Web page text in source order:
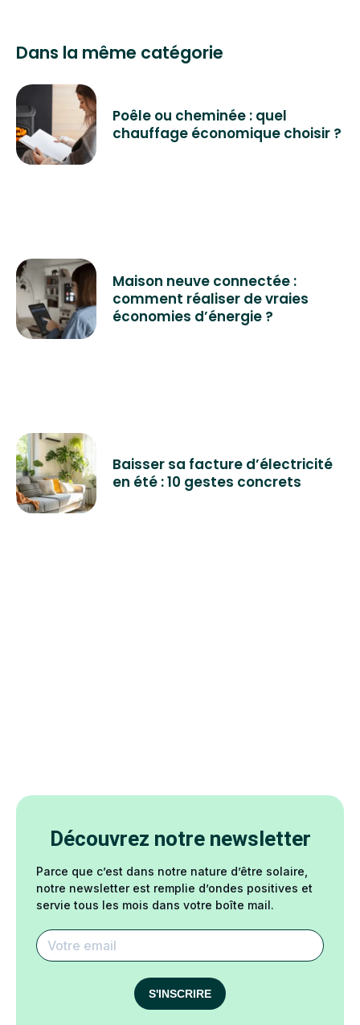
Dans la même catégorie
Poêle ou cheminée : quel
chauffage économique choisir ?
Maison neuve connectée :
comment réaliser de vraies
économies d’énergie ?
Baisser sa facture d’électricité
en été : 10 gestes concrets
Découvrez notre newsletter
Parce que c’est dans notre nature d’être solaire,
notre newsletter est remplie d’ondes positives et
servie tous les mois dans votre boîte mail.
S'INSCRIRE